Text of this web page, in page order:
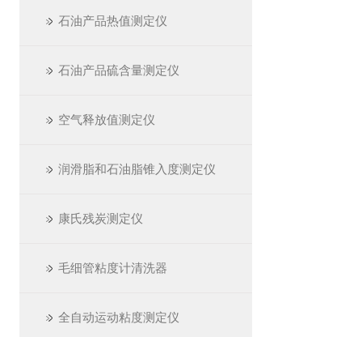
石油产品热值测定仪
石油产品硫含量测定仪
空气释放值测定仪
润滑脂和石油脂锥入度测定仪
康氏残炭测定仪
毛细管粘度计清洗器
全自动运动粘度测定仪